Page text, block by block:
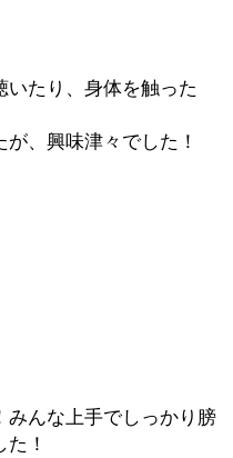
たり、身体を触った
、興味津々でした！
みんな上手でしっかり膀
！